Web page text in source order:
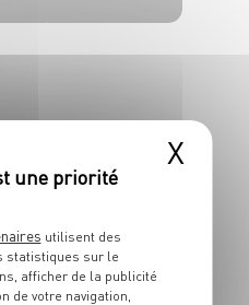
de fruits
en
X
utilisent des
statistiques sur le
afficher de la publicité
de votre navigation,